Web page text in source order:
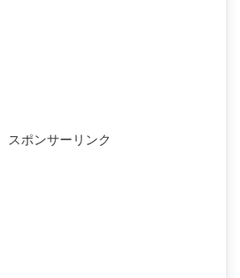
スポンサーリンク